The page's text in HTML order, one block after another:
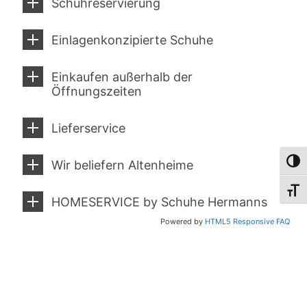
Schuhreservierung
Einlagenkonzipierte Schuhe
Einkaufen außerhalb der
Öffnungszeiten
Lieferservice
Wir beliefern Altenheime
HOMESERVICE by Schuhe Hermanns
Powered by HTML5 Responsive FAQ